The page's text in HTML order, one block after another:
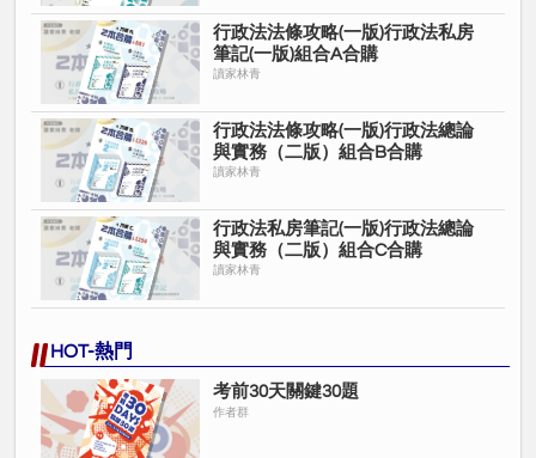
行政法法條攻略(一版)行政法私房
筆記(一版)組合A合購
讀家林青
行政法法條攻略(一版)行政法總論
與實務（二版）組合B合購
讀家林青
行政法私房筆記(一版)行政法總論
與實務（二版）組合C合購
讀家林青
HOT-熱門
考前30天關鍵30題
作者群